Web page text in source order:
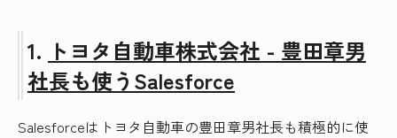
1. トヨタ自動車株式会社 - 豊田章男
社長も使うSalesforce
Salesforceはトヨタ自動車の豊田章男社長も積極的に使